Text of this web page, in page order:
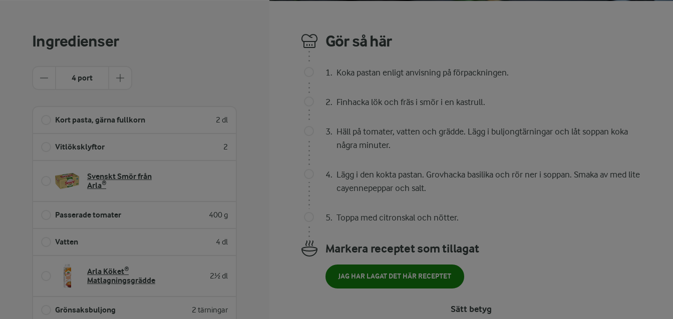
Ingredienser
4 port
Kort pasta, gärna fullkorn 2 dl
Vitlöksklyftor 2
Svenskt Smör från
Arla®
Passerade tomater 400 g
Vatten 4 dl
Arla Köket®
Matlagningsgrädde
2½ dl
Grönsaksbuljong 2 tärningar
Gör så här
Koka pastan enligt anvisning på förpackningen.
Finhacka lök och fräs i smör i en kastrull.
Häll på tomater, vatten och grädde. Lägg i buljongtärningar och låt soppan koka
några minuter.
Lägg i den kokta pastan. Grovhacka basilika och rör ner i soppan. Smaka av med lite
cayennepeppar och salt.
Toppa med citronskal och nötter.
Markera receptet som tillagat
JAG HAR LAGAT DET HÄR RECEPTET
Sätt betyg